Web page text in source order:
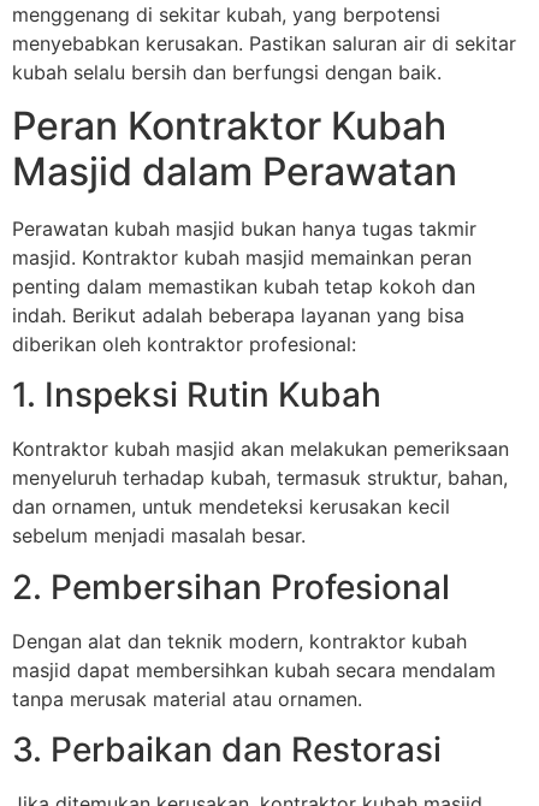
menggenang di sekitar kubah, yang berpotensi
menyebabkan kerusakan. Pastikan saluran air di sekitar
kubah selalu bersih dan berfungsi dengan baik.
Peran Kontraktor Kubah
Masjid dalam Perawatan
Perawatan kubah masjid bukan hanya tugas takmir
masjid. Kontraktor kubah masjid memainkan peran
penting dalam memastikan kubah tetap kokoh dan
indah. Berikut adalah beberapa layanan yang bisa
diberikan oleh kontraktor profesional:
1. Inspeksi Rutin Kubah
Kontraktor kubah masjid akan melakukan pemeriksaan
menyeluruh terhadap kubah, termasuk struktur, bahan,
dan ornamen, untuk mendeteksi kerusakan kecil
sebelum menjadi masalah besar.
2. Pembersihan Profesional
Dengan alat dan teknik modern, kontraktor kubah
masjid dapat membersihkan kubah secara mendalam
tanpa merusak material atau ornamen.
3. Perbaikan dan Restorasi